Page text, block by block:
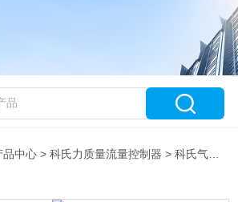
品中心 >科氏力质量流量控制器 >科氏气体流量控制器